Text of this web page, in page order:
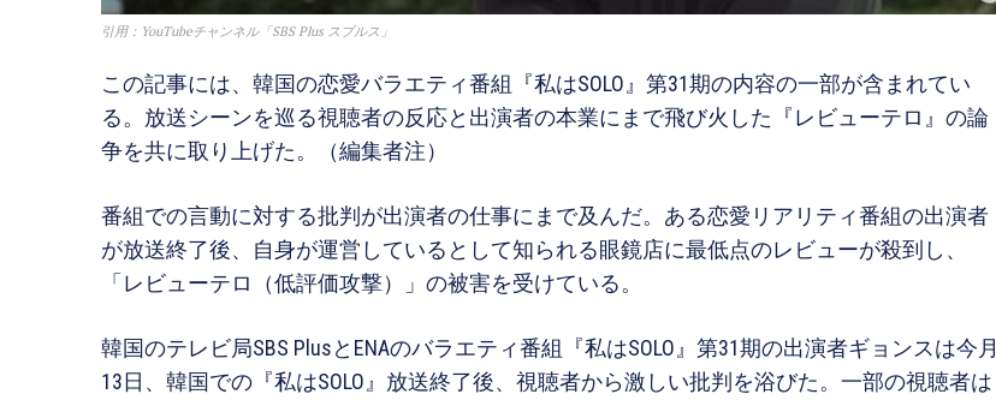
引用：YouTubeチャンネル「SBS Plus スプルス」
この記事には、韓国の恋愛バラエティ番組『私はSOLO』第31期の内容の一部が含まれてい
る。放送シーンを巡る視聴者の反応と出演者の本業にまで飛び火した『レビューテロ』の論
争を共に取り上げた。（編集者注）
番組での言動に対する批判が出演者の仕事にまで及んだ。ある恋愛リアリティ番組の出演者
が放送終了後、自身が運営しているとして知られる眼鏡店に最低点のレビューが殺到し、
「レビューテロ（低評価攻撃）」の被害を受けている。
韓国のテレビ局SBS PlusとENAのバラエティ番組『私はSOLO』第31期の出演者ギョンスは今月
13日、韓国での『私はSOLO』放送終了後、視聴者から激しい批判を浴びた。一部の視聴者は